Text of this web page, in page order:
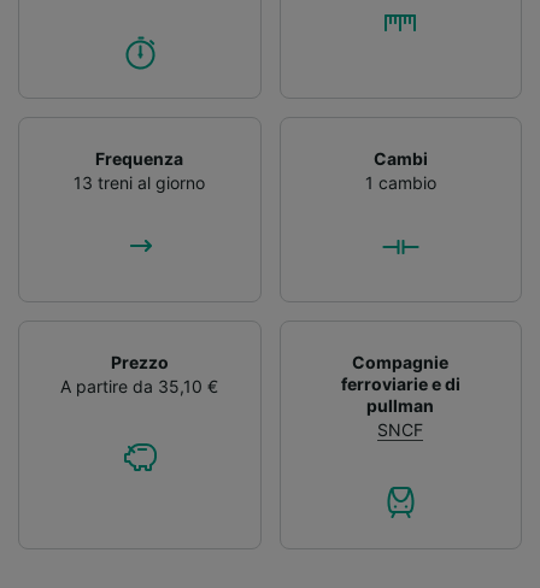
Frequenza
13 treni al giorno
Cambi
1 cambio
Prezzo
A partire da 35,10 €
Compagnie
ferroviarie e di
pullman
SNCF